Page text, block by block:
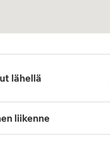
lähellä
liikenne